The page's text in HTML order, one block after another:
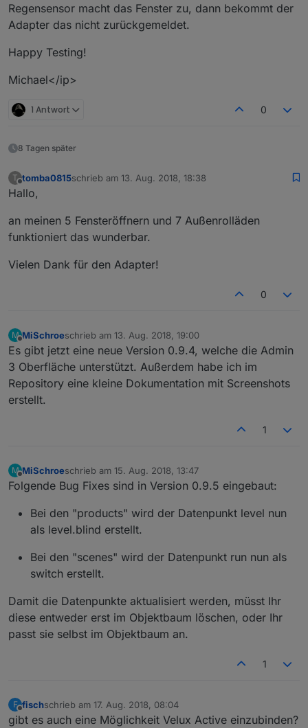
Regensensor macht das Fenster zu, dann bekommt der
Adapter das nicht zurückgemeldet.
Happy Testing!
Michael</ip>
1 Antwort 0
8 Tagen später
T
Offline
tomba0815schrieb am 13. Aug. 2018, 18:38
zuletzt editiert von
Hallo,
an meinen 5 Fensteröffnern und 7 Außenrolläden
funktioniert das wunderbar.
Vielen Dank für den Adapter!
0
M
Offline
MiSchroeschrieb am 13. Aug. 2018, 19:00
zuletzt editiert von
Es gibt jetzt eine neue Version 0.9.4, welche die Admin
3 Oberfläche unterstützt. Außerdem habe ich im
Repository eine kleine Dokumentation mit Screenshots
erstellt.
1
M
Offline
MiSchroeschrieb am 15. Aug. 2018, 13:47
zuletzt editiert von
Folgende Bug Fixes sind in Version 0.9.5 eingebaut:
Bei den "products" wird der Datenpunkt level nun
als level.blind erstellt.
Bei den "scenes" wird der Datenpunkt run nun als
switch erstellt.
Damit die Datenpunkte aktualisiert werden, müsst Ihr
diese entweder erst im Objektbaum löschen, oder Ihr
passt sie selbst im Objektbaum an.
1
F
Offline
fischschrieb am 17. Aug. 2018, 08:04
zuletzt editiert von
gibt es auch eine Möglichkeit Velux Active einzubinden?